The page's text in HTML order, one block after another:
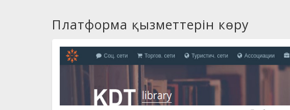
Платформа қызметтерін көру